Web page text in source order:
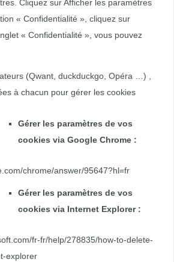
Cliquez sur Afficher les paramètres
« Confidentialité », cliquez sur
« Confidentialité », vous pouvez
(Qwant, duckduckgo, Opéra …) ,
à chacun pour gérer les cookies
Gérer les paramètres de vos
cookies via Google Chrome :
chrome/answer/95647?hl=fr
Gérer les paramètres de vos
cookies via Internet Explorer :
fr-fr/help/278835/how-to-delete-
explorer